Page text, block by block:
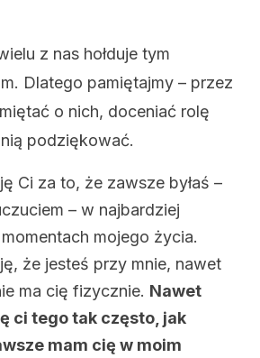
z nas hołduje tym
Dlatego pamiętajmy – przez
o nich, doceniać rolę
podziękować.
Ci za to, że zawsze byłaś –
– w najbardziej
mojego życia.
że jesteś przy mnie, nawet
ma cię fizycznie. Nawet
ci tego tak często, jak
mam cię w moim